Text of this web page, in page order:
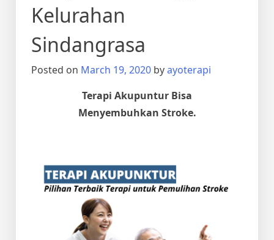
Kelurahan
Sindangrasa
Posted on March 19, 2020 byayoterapi
Terapi Akupuntur Bisa
Menyembuhkan Stroke.